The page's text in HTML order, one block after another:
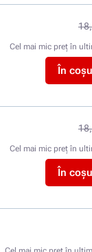
Cel mai mic preț în
În
Cel mai mic preț în
În